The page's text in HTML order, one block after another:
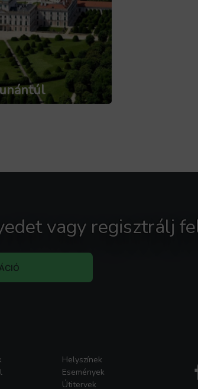
vagy regisztrálj
Helyszínek
Események
Útitervek